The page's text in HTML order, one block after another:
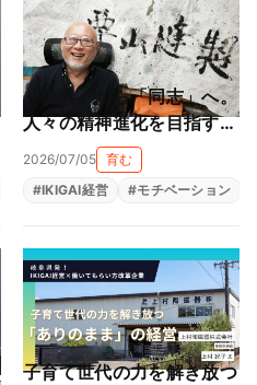
自己理解 #自律型人材育成
「道具」から「同志」へ。
人々の精神進化を目指す地
球黒字化経営（栗山縫製株
2026/07/05 育む
#IKIGAI経営 #モチベーション
子育て世代の力を解き放つ